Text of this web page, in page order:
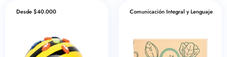
Desde $40.000 Comunicación Integral y Lenguaje